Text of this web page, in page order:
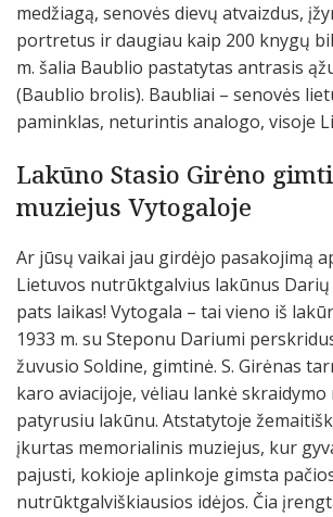
medžiagą, senovės dievų atvaizdus,
portretus ir daugiau kaip 200 knygų
m. šalia Baublio pastatytas antrasis
(Baublio brolis). Baubliai – senovės
paminklas, neturintis analogo, visoje
Lakūno Stasio Girėno
muziejus Vytogaloje
Ar jūsų vaikai jau girdėjo pasakojimą
Lietuvos nutrūktgalvius lakūnus Darių
pats laikas! Vytogala – tai vieno iš
1933 m. su Steponu Dariumi
žuvusio Soldine, gimtinė. S. Girėnas
karo aviacijoje, vėliau lankė
patyrusiu lakūnu. Atstatytoje
įkurtas memorialinis muziejus, kur
pajusti, kokioje aplinkoje gimsta
nutrūktgalviškiausios idėjos. Čia